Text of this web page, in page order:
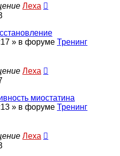
Леха
» в форуме Тренинг
Леха
миостатина
» в форуме Тренинг
Леха